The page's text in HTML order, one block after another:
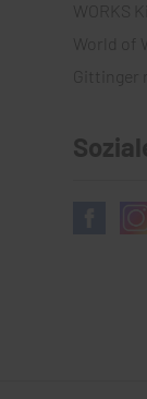
World of
Gittinger